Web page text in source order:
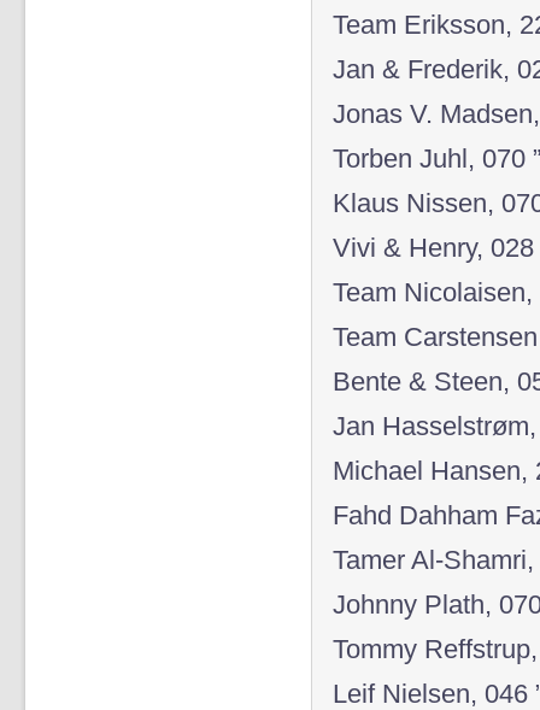
Team Eriksson,
Jan & Frederik,
Jonas V.
Torben Juhl, 070
Klaus Nissen,
Vivi & Henry, 028
Team Nicolaisen,
Team
Bente & Steen,
Jan Hasselstrøm,
Michael Hansen,
Fahd Dahham
Tamer Al-Shamri,
Johnny Plath,
Tommy
Leif Nielsen, 046